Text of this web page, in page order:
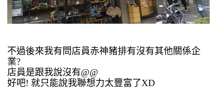
不過後來我有問店員赤神豬排有沒有其他關係企
業?
店員是跟我說沒有@@
好吧! 就只能說我聯想力太豐富了XD